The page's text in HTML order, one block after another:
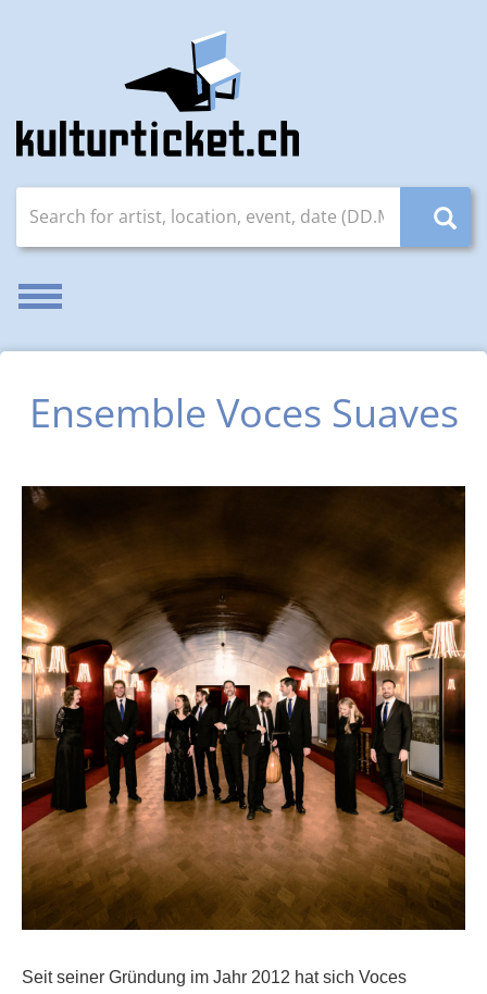
Enable/disable navigation
Ensemble Voces Suaves
Seit seiner Gründung im Jahr 2012 hat sich Voces